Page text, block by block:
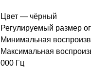
Цвет — чёрный
Регулируемый размер
Минимальная
Максимальная
000 Гц